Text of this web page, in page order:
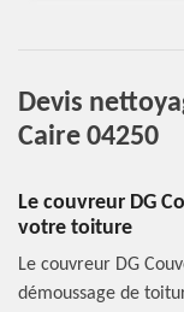
Devis
Caire 04250
Le couvreur DG
votre toiture
Le couvreur DG
démoussage de